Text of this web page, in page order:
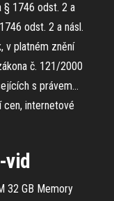
§ 1746 odst. 2 a
odst. 2 a násl.
v platném znění
č. 121/2000
s právem…
cen, internetové
vid
32 GB Memory